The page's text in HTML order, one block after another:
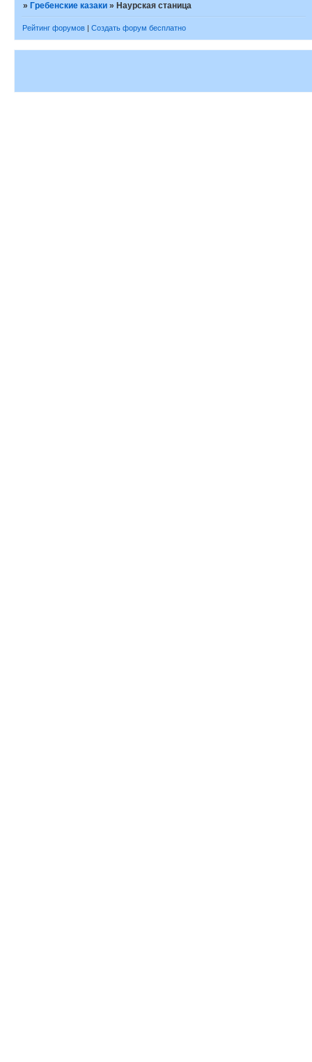
» Гребенские казаки » Наурская станица
Рейтинг форумов | Создать форум бесплатно